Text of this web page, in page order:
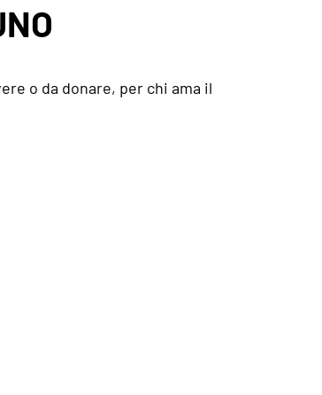
o da donare, per chi ama il